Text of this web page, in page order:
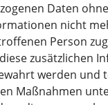
Daten
nicht
Person
zusätzlichen
werden und
Maßnahmen